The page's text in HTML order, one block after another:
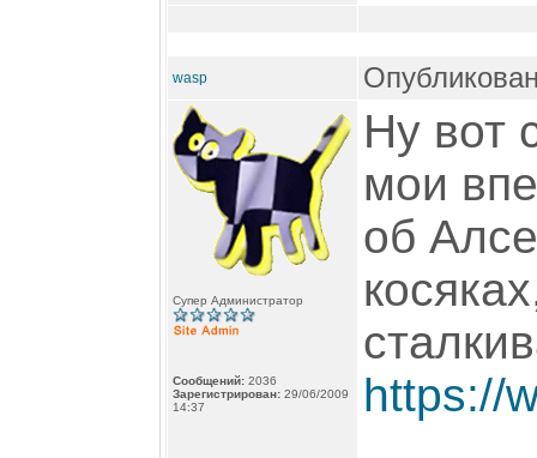
wasp
Супер Администратор
Сообщений: 2036
Зарегистрирован: 29/06/2009
14:37
Ну вот
мои
об
https://